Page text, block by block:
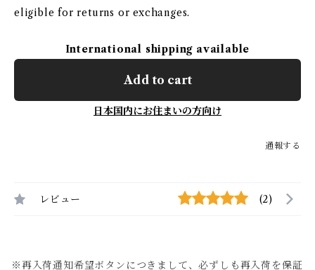
eligible for returns or exchanges.
International shipping available
Add to cart
日本国内にお住まいの方向け
通報する
レビュー (2)
※再入荷通知希望ボタンにつきまして、必ずしも再入荷を保証